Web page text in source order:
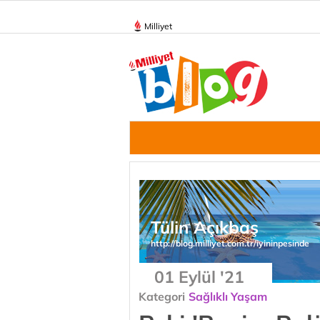
Milliyet
Tülin Açıkbaş
http://blog.milliyet.com.tr/iyininpesinde
01 Eylül '21
Kategori Sağlıklı Yaşam